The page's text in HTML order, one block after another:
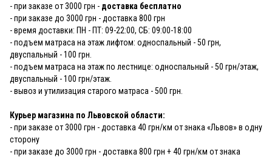
- при заказе от 3000 грн - доставка бесплатно
- при заказе до 3000 грн - доставка 800 грн
- время доставки: ПН - ПТ: 09-22:00, СБ: 09:00-18:00
- подъем матраса на этаж лифтом: односпальный - 50 грн,
двуспальный - 100 грн.
- подъем матраса на этаж по лестнице: односпальный - 50 грн/этаж,
двуспальный - 100 грн/этаж.
- вывоз и утилизация старого матраса - 500 грн.
Курьер магазина по Львовской области:
- при заказе от 3000 грн - доставка 40 грн/км от знака «Львов» в одну
сторону
- при заказе до 3000 грн - доставка 800 грн + 40 грн/км от знака